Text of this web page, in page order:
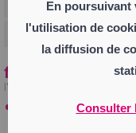
En poursuivant
l'utilisation de
la diffusion de
Consulter
fil info
l'actualité en temps réel